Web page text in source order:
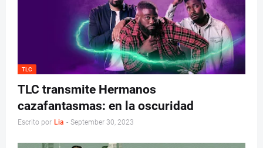
TLC
TLC transmite Hermanos
cazafantasmas: en la oscuridad
Escrito por Lia - September 30, 2023